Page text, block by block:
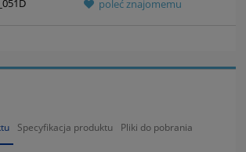
poleć znajomemu
Specyfikacja produktu Pliki do pobrania